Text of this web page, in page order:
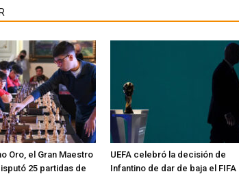
Oro, el Gran Maestro
25 partidas de
UEFA celebró la decisión de
Infantino de dar de baja el FIFA